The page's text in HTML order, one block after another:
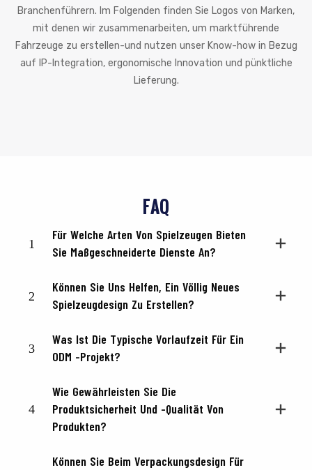
Branchenführern. Im Folgenden finden Sie Logos von Marken,
mit denen wir zusammenarbeiten, um marktführende
Fahrzeuge zu erstellen-und nutzen unser Know-how in Bezug
auf IP-Integration, ergonomische Innovation und pünktliche
Lieferung.
FAQ
1
Für Welche Arten Von Spielzeugen Bieten
Sie Maßgeschneiderte Dienste An?
2
Können Sie Uns Helfen, Ein Völlig Neues
Spielzeugdesign Zu Erstellen?
3
Was Ist Die Typische Vorlaufzeit Für Ein
ODM -Projekt?
4
Wie Gewährleisten Sie Die
Produktsicherheit Und -qualität Von
Produkten?
Können Sie Beim Verpackungsdesign Für